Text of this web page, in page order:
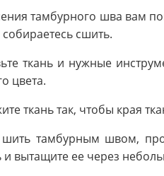
тамбурного шва вам
сшить.
ткань и нужные
цвета.
ткань так, чтобы края
тамбурным швом,
и вытащите ее через